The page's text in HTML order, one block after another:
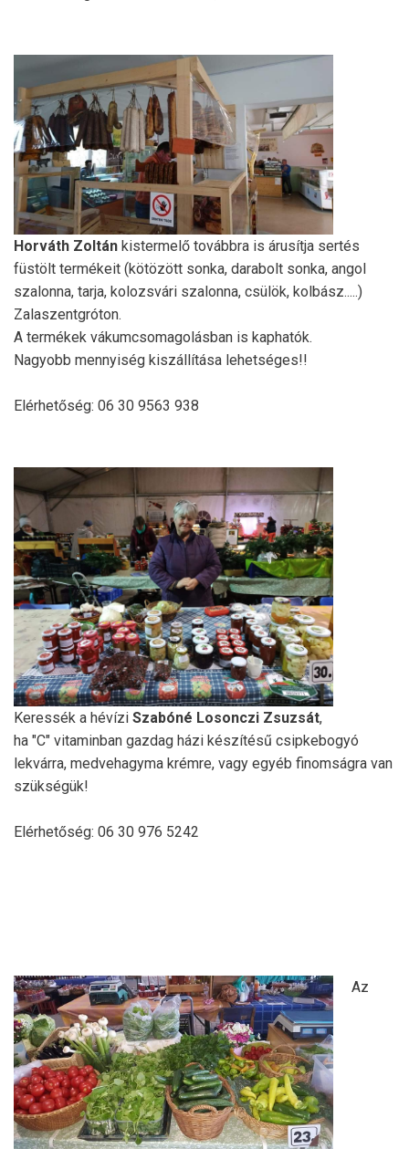
Horváth Zoltán kistermelő továbbra is árusítja sertés
füstölt termékeit (kötözött sonka, darabolt sonka, angol
szalonna, tarja, kolozsvári szalonna, csülök, kolbász.....)
Zalaszentgróton.
A termékek vákumcsomagolásban is kaphatók.
Nagyobb mennyiség kiszállítása lehetséges!!
Elérhetőség: 06 30 9563 938
Keressék a hévízi Szabóné Losonczi Zsuzsát,
ha "C" vitaminban gazdag házi készítésű csipkebogyó
lekvárra, medvehagyma krémre, vagy egyéb finomságra van
szükségük!
Elérhetőség: 06 30 976 5242
Az